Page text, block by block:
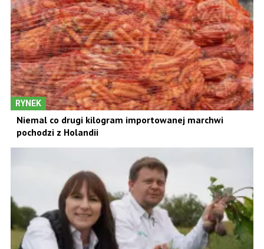
RYNEK
Niemal co drugi kilogram importowanej marchwi
pochodzi z Holandii